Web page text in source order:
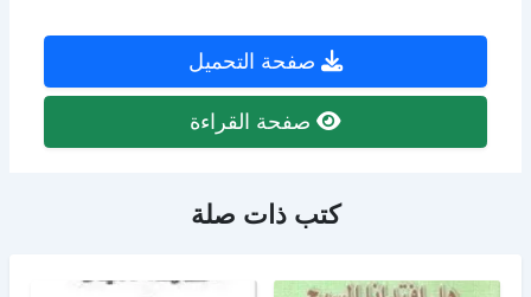
صفحة التحميل
صفحة القراءة
كتب ذات صلة